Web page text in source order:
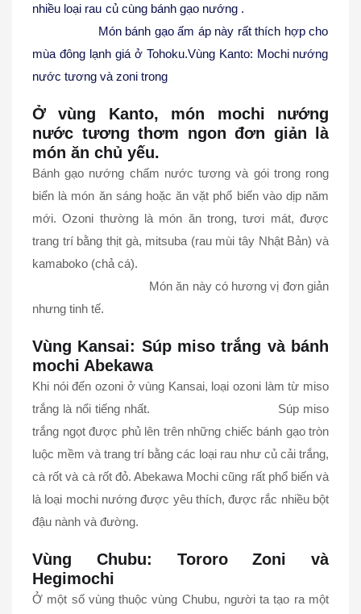
nhiều loại rau củ cùng bánh gạo nướng .
Món bánh gạo ấm áp này rất thích hợp cho
mùa đông lạnh giá ở Tohoku.Vùng Kanto: Mochi nướng
nước tương và zoni trong
Ở vùng Kanto, món mochi nướng
nước tương thơm ngon đơn giản là
món ăn chủ yếu.
Bánh gạo nướng chấm nước tương và gói trong rong
biển là món ăn sáng hoặc ăn vặt phổ biến vào dịp năm
mới. Ozoni thường là món ăn trong, tươi mát, được
trang trí bằng thịt gà, mitsuba (rau mùi tây Nhật Bản) và
kamaboko (chả cá).
Món ăn này có hương vị đơn giản
nhưng tinh tế.
Vùng Kansai: Súp miso trắng và bánh
mochi Abekawa
Khi nói đến ozoni ở vùng Kansai, loại ozoni làm từ miso
trắng là nổi tiếng nhất. Súp miso
trắng ngọt được phủ lên trên những chiếc bánh gạo tròn
luộc mềm và trang trí bằng các loại rau như củ cải trắng,
cà rốt và cà rốt đỏ. Abekawa Mochi cũng rất phổ biến và
là loại mochi nướng được yêu thích, được rắc nhiều bột
đậu nành và đường.
Vùng Chubu: Tororo Zoni và
Hegimochi
Ở một số vùng thuộc vùng Chubu, người ta tạo ra một